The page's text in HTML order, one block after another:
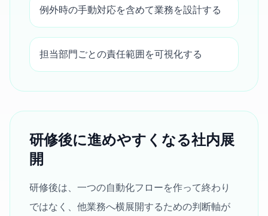
例外時の手動対応を含めて業務を設計する
担当部門ごとの責任範囲を可視化する
研修後に進めやすくなる社内展
開
研修後は、一つの自動化フローを作って終わり
ではなく、他業務へ横展開するための判断軸が